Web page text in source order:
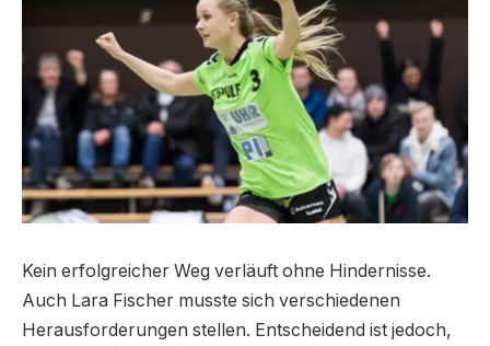
Kein erfolgreicher Weg verläuft ohne Hindernisse.
Auch Lara Fischer musste sich verschiedenen
Herausforderungen stellen. Entscheidend ist jedoch,